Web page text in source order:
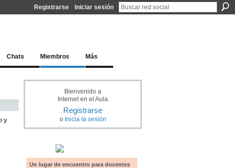
Registrarse Iniciar sesión
Chats Miembros Más
y
Bienvenido a
Internet en el Aula
Registrarse
o Inicia la sesión
Un lugar de encuentro para docentes